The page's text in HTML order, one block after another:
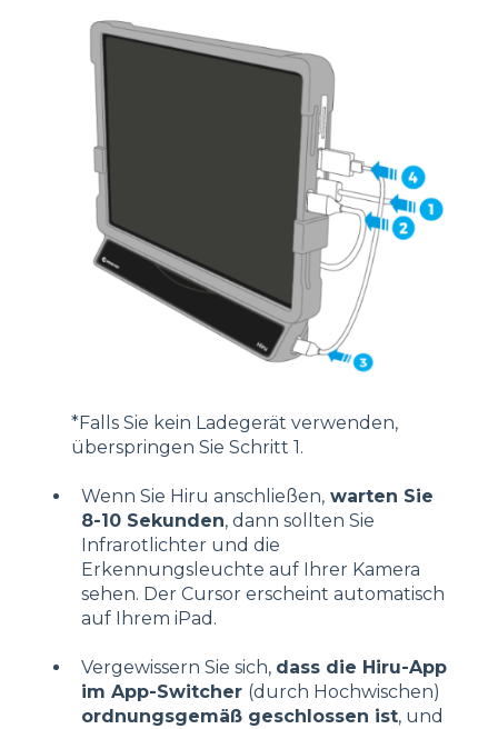
*Falls Sie kein Ladegerät verwenden,
überspringen Sie Schritt 1.
Wenn Sie Hiru anschließen, warten Sie
8-10 Sekunden, dann sollten Sie
Infrarotlichter und die
Erkennungsleuchte auf Ihrer Kamera
sehen. Der Cursor erscheint automatisch
auf Ihrem iPad.
Vergewissern Sie sich, dass die Hiru-App
im App-Switcher (durch Hochwischen)
ordnungsgemäß geschlossen ist, und